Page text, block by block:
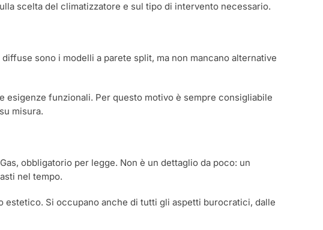
scelta del climatizzatore e sul tipo di intervento necessario.
sono i modelli a parete split, ma non mancano alternative
esigenze funzionali. Per questo motivo è sempre consigliabile
misura.
obbligatorio per legge. Non è un dettaglio da poco: un
nel tempo.
estetico. Si occupano anche di tutti gli aspetti burocratici, dalle